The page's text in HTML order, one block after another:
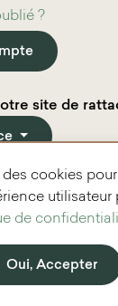
?
site de
cookies
utilisateur
de
Oui, Accepter